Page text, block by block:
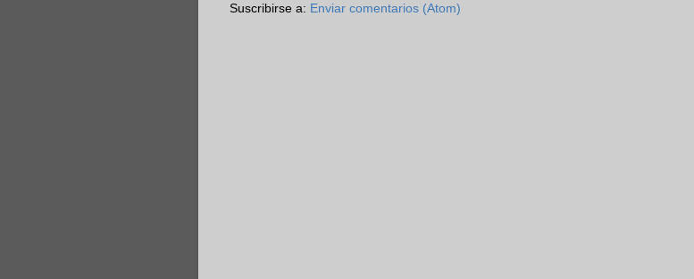
Suscribirse a: Enviar comentarios (Atom)